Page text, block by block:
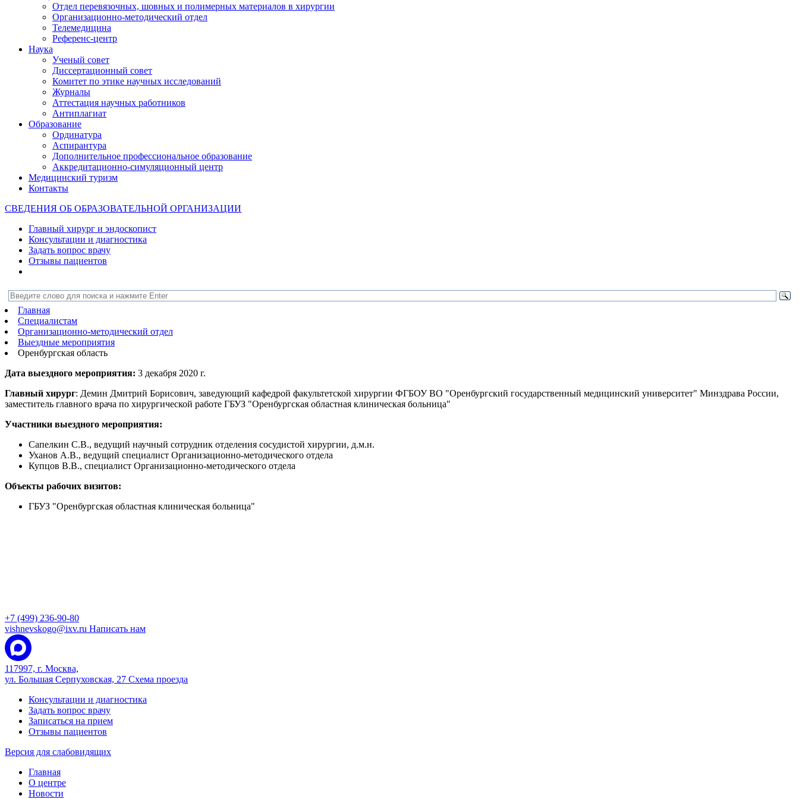
Отдел перевязочных, шовных и полимерных материалов в хирургии
Организационно-методический отдел
Телемедицина
Референс-центр
Наука
Ученый совет
Диссертационный совет
Комитет по этике научных исследований
Журналы
Аттестация научных работников
Антиплагиат
Образование
Ординатура
Аспирантура
Дополнительное профессиональное образование
Аккредитационно-симуляционный центр
Медицинский туризм
Контакты
СВЕДЕНИЯ ОБ ОБРАЗОВАТЕЛЬНОЙ ОРГАНИЗАЦИИ
Главный хирург и эндоскопист
Консультации и диагностика
Задать вопрос врачу
Отзывы пациентов
Главная
Специалистам
Организационно-методический отдел
Выездные мероприятия
Оренбургская область
Дата выездного мероприятия: 3 декабря 2020 г.
Главный хирург: Демин Дмитрий Борисович, заведующий кафедрой факультетской хирургии ФГБОУ ВО "Оренбургский государственный медицинский университет" Минздрава России,
заместитель главного врача по хирургической работе ГБУЗ "Оренбургская областная клиническая больница"
Участники выездного мероприятия:
Сапелкин С.В., ведущий научный сотрудник отделения сосудистой хирургии, д.м.н.
Уханов А.В., ведущий специалист Организационно-методического отдела
Купцов В.В., специалист Организационно-методического отдела
Объекты рабочих визитов:
ГБУЗ "Оренбургская областная клиническая больница"
+7 (499) 236-90-80
vishnevskogo@ixv.ru Написать нам
117997, г. Москва,
ул. Большая Серпуховская, 27 Схема проезда
Консультации и диагностика
Задать вопрос врачу
Записаться на прием
Отзывы пациентов
Версия для слабовидящих
Главная
О центре
Новости